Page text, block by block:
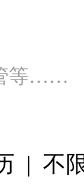
等……
| 不